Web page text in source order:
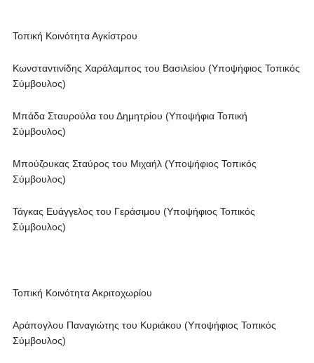
Τοπική Κοινότητα Αγκίστρου
Κωνσταντινίδης Χαράλαμπος του Βασιλείου (Υποψήφιος Τοπικός
Σύμβουλος)
Μπάδα Σταυρούλα του Δημητρίου (Υποψήφια Τοπική
Σύμβουλος)
Μπούζουκας Σταύρος του Μιχαήλ (Υποψήφιος Τοπικός
Σύμβουλος)
Τάγκας Ευάγγελος του Γεράσιμου (Υποψήφιος Τοπικός
Σύμβουλος)
Τοπική Κοινότητα Ακριτοχωρίου
Αράπογλου Παναγιώτης του Κυριάκου (Υποψήφιος Τοπικός
Σύμβουλος)